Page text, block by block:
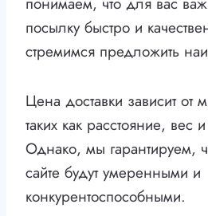
посылку быстро и
стремимся предложить
Цена доставки зависит от
таких как расстояние, вес
Однако, мы гарантируем,
сайте будут умеренными и
конкурентоспособными.